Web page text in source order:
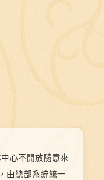
心不開放隨意來
，由總部系統統一